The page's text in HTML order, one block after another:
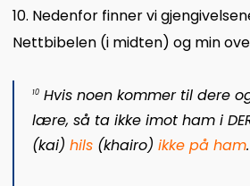
10. Nedenfor finner vi
Nettbibelen (i midten) og min
10Hvis noen kommer til dere
lære, så ta ikke imot ham i
(kai) hils(khairo) ikke på ham.